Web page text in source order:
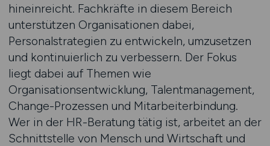
hineinreicht. Fachkräfte in diesem Bereich
unterstützen Organisationen dabei,
Personalstrategien zu entwickeln, umzusetzen
und kontinuierlich zu verbessern. Der Fokus
liegt dabei auf Themen wie
Organisationsentwicklung, Talentmanagement,
Change-Prozessen und Mitarbeiterbindung.
Wer in der HR-Beratung tätig ist, arbeitet an der
Schnittstelle von Mensch und Wirtschaft und